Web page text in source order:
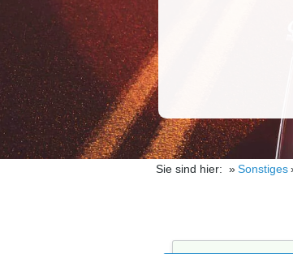
Sie sind hier: Sonstiges